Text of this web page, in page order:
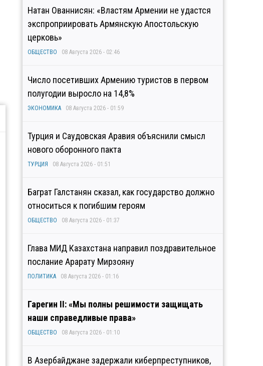
Натан Ованнисян: «Властям Армении не удастся
экспроприировать Армянскую Апостольскую
церковь»
ОБЩЕСТВО 08 Августа 2026 - 02:46
Число посетивших Армению туристов в первом
полугодии выросло на 14,8%
ЭКОНОМИКА 08 Августа 2026 - 01:59
Турция и Саудовская Аравия объяснили смысл
нового оборонного пакта
ТУРЦИЯ 08 Августа 2026 - 01:51
Баграт Галстанян сказал, как государство должно
относиться к погибшим героям
ОБЩЕСТВО 08 Августа 2026 - 01:37
Глава МИД Казахстана направил поздравительное
послание Арарату Мирзояну
ПОЛИТИКА 08 Августа 2026 - 01:16
Гарегин II: «Мы полны решимости защищать
наши справедливые права»
ОБЩЕСТВО 08 Августа 2026 - 01:10
В Азербайджане задержали киберпреступников,